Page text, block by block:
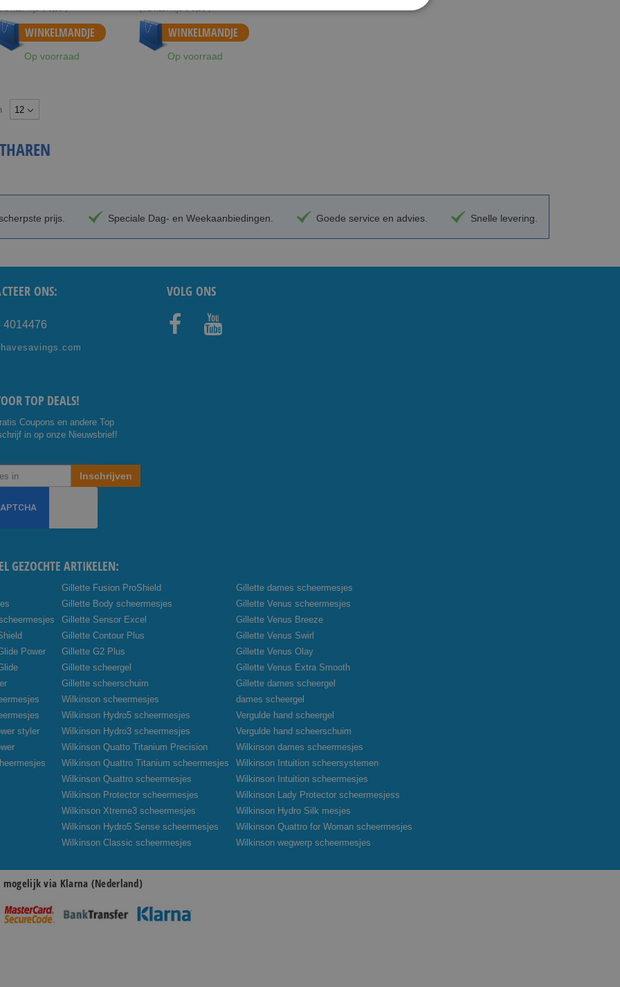
€ 5,49
WINKELMANDJE
Op voorraad
Vanaf € 5,49
WINKELMANDJE
Op voorraad
prijs. Speciale Dag- en Weekaanbiedingen. Goede service en advies. Snelle levering.
ONS:
4014476
VOLG ONS
TOP DEALS!
Coupons en andere Top
in op onze Nieuwsbrief!
Inschrijven
GEZOCHTE ARTIKELEN:
Power
styler
Gillette Fusion ProShield
Gillette Body scheermesjes
Gillette Sensor Excel
Gillette Contour Plus
Gillette G2 Plus
Gillette scheergel
Gillette scheerschuim
Wilkinson scheermesjes
Wilkinson Hydro5 scheermesjes
Wilkinson Hydro3 scheermesjes
Wilkinson Quatto Titanium Precision
Wilkinson Quattro Titanium scheermesjes
Wilkinson Quattro scheermesjes
Wilkinson Protector scheermesjes
Wilkinson Xtreme3 scheermesjes
Wilkinson Hydro5 Sense scheermesjes
Wilkinson Classic scheermesjes
Gillette dames scheermesjes
Gillette Venus scheermesjes
Gillette Venus Breeze
Gillette Venus Swirl
Gillette Venus Olay
Gillette Venus Extra Smooth
Gillette dames scheergel
dames scheergel
Vergulde hand scheergel
Vergulde hand scheerschuim
Wilkinson dames scheermesjes
Wilkinson Intuition scheersystemen
Wilkinson Intuition scheermesjes
Wilkinson Lady Protector scheermesjess
Wilkinson Hydro Silk mesjes
Wilkinson Quattro for Woman scheermesjes
Wilkinson wegwerp scheermesjes
mogelijk via Klarna (Nederland)